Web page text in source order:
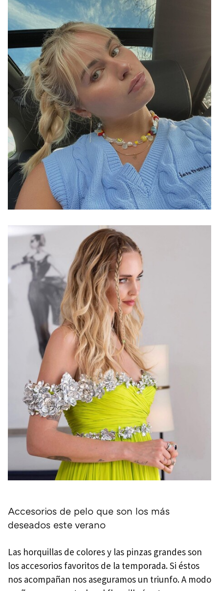
Accesorios de pelo que son los más
deseados este verano
Las horquillas de colores y las pinzas grandes son
los accesorios favoritos de la temporada. Si éstos
nos acompañan nos aseguramos un triunfo. A modo